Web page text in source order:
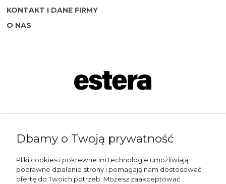
KONTAKT I DANE FIRMY
O NAS
shop@esterashop.com
+48 785 709 330
Dbamy o Twoją prywatność
Pliki cookies i pokrewne im technologie umożliwiają
poprawne działanie strony i pomagają nam dostosować
ofertę do Twoich potrzeb. Możesz zaakceptować